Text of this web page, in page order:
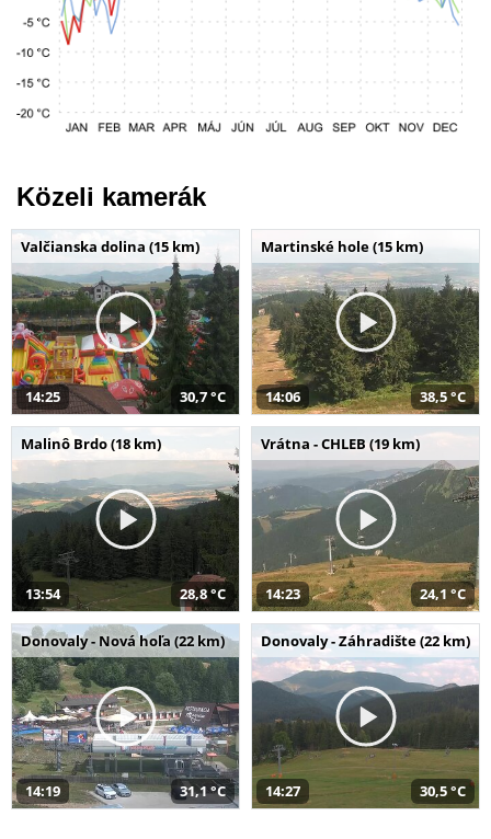
Közeli kamerák
Valčianska dolina (15 km)
14:25 30,7 °C
Martinské hole (15 km)
14:06 38,5 °C
Malinô Brdo (18 km)
13:54 28,8 °C
Vrátna - CHLEB (19 km)
14:23 24,1 °C
Donovaly - Nová hoľa (22 km)
14:19 31,1 °C
Donovaly - Záhradište (22 km)
14:27 30,5 °C